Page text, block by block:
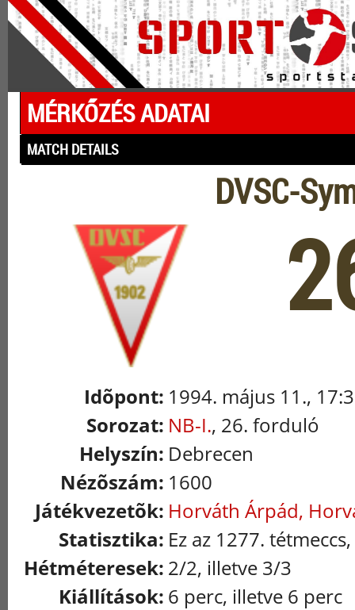
MÉRKŐZÉS ADATAI
MATCH DETAILS
DVSC-
Idõpont: 1994. május 11.,
Sorozat: NB-I., 26. forduló
Helyszín: Debrecen
Nézõszám: 1600
Játékvezetõk: Horváth Árpád,
Statisztika: Ez az 1277.
Hétméteresek: 2/2, illetve 3/3
Kiállítások: 6 perc, illetve 6 perc